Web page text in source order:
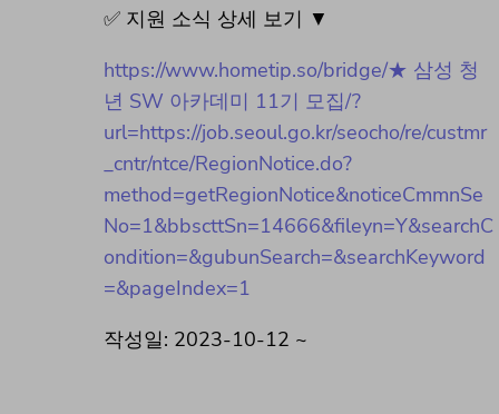
✅ 지원 소식 상세 보기 ▼
https://www.hometip.so/bridge/★ 삼성 청
년 SW 아카데미 11기 모집/?
url=https://job.seoul.go.kr/seocho/re/custmr
_cntr/ntce/RegionNotice.do?
method=getRegionNotice&noticeCmmnSe
No=1&bbscttSn=14666&fileyn=Y&searchC
ondition=&gubunSearch=&searchKeyword
=&pageIndex=1
작성일: 2023-10-12 ~